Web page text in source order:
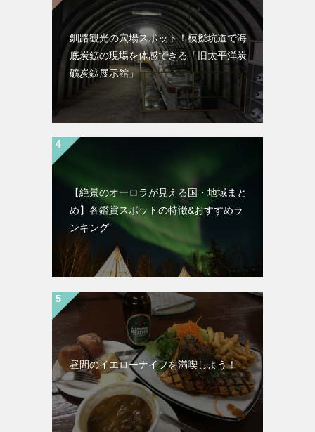
釧路観光の穴場スポット！模擬坑道で海
底炭鉱の現場を体感できる「旧太平洋炭
礦炭鉱展示館」
【絶景のオーロラが見える国・地域まと
め】各鑑賞スポットの特徴&おすすめラ
ンキング
昼間のイエローナイフを満喫しよう！